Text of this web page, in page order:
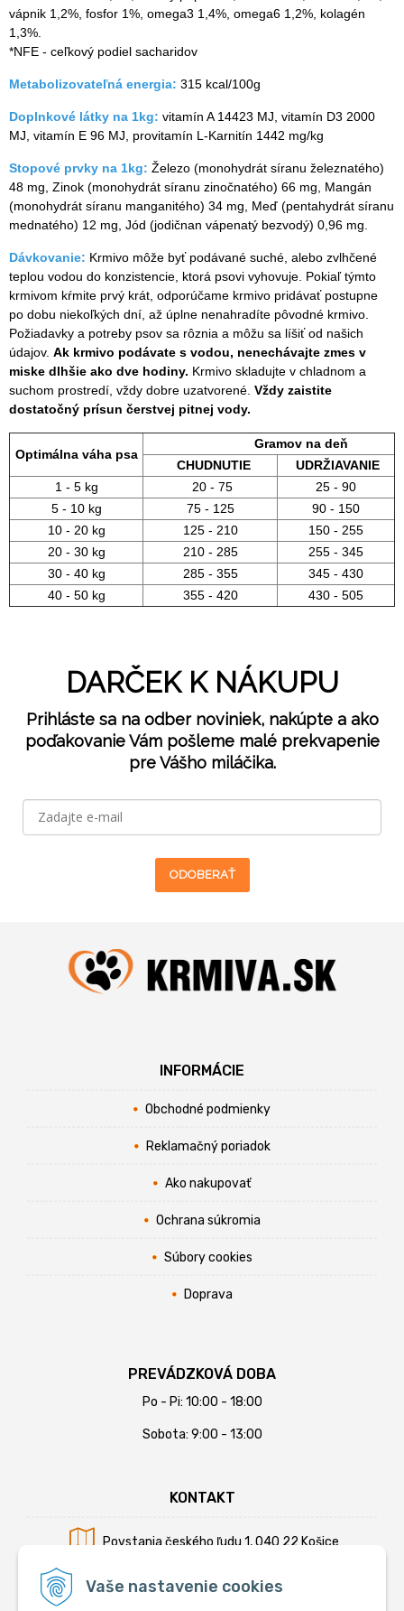
Vaše nastavenie cookies
vápnik 1,2%, fosfor 1%, omega3 1,4%, omega6 1,2%, kolagén
1,3%.
*NFE - ceľkový podiel sacharidov
Metabolizovateľná energia: 315 kcal/100g
Doplnkové látky na 1kg: vitamín A 14423 MJ, vitamín D3 2000
MJ, vitamín E 96 MJ, provitamín L-Karnitín 1442 mg/kg
Stopové prvky na 1kg: Železo (monohydrát síranu železnatého)
48 mg, Zinok (monohydrát síranu zinočnatého) 66 mg, Mangán
(monohydrát síranu manganitého) 34 mg, Meď (pentahydrát síranu
mednatého) 12 mg, Jód (jodičnan vápenatý bezvodý) 0,96 mg.
Dávkovanie: Krmivo môže byť podávané suché, alebo zvlhčené
teplou vodou do konzistencie, ktorá psovi vyhovuje. Pokiaľ týmto
krmivom kŕmite prvý krát, odporúčame krmivo pridávať postupne
po dobu niekoľkých dní, až úplne nenahradíte pôvodné krmivo.
Požiadavky a potreby psov sa rôznia a môžu sa líšiť od našich
údajov. Ak krmivo podávate s vodou, nenechávajte zmes v
miske dlhšie ako dve hodiny. Krmivo skladujte v chladnom a
suchom prostredí, vždy dobre uzatvorené. Vždy zaistite
dostatočný prísun čerstvej pitnej vody.
Optimálna váha psa
Gramov na deň
CHUDNUTIE
UDRŽIAVANIE
1 - 5 kg
20 - 75
25 - 90
5 - 10 kg
75 - 125
90 - 150
10 - 20 kg
125 - 210
150 - 255
20 - 30 kg
210 - 285
255 - 345
30 - 40 kg
285 - 355
345 - 430
40 - 50 kg
355 - 420 430 - 505
DARČEK K NÁKUPU
Prihláste sa na odber noviniek, nakúpte a ako
poďakovanie Vám pošleme malé prekvapenie
pre Vášho miláčika.
ODOBERAŤ
INFORMÁCIE
Obchodné podmienky
Reklamačný poriadok
Ako nakupovať
Ochrana súkromia
Súbory cookies
Doprava
PREVÁDZKOVÁ DOBA
Po - Pi: 10:00 - 18:00
Sobota: 9:00 - 13:00
KONTAKT
Povstania českého ľudu 1, 040 22 Košice
Mobil:+421 902 794 355